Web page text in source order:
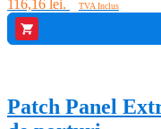
116,16 lei.
TVA Inclus
Patch Panel